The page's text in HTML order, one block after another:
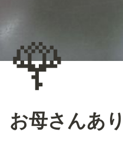
🌹
お母さんあ